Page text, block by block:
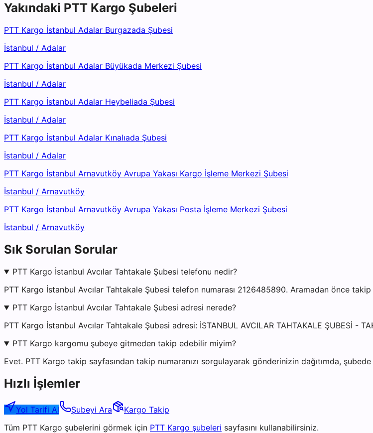
Yakındaki PTT Kargo Şubeleri
PTT Kargo İstanbul Adalar Burgazada Şubesi
İstanbul / Adalar
PTT Kargo İstanbul Adalar Büyükada Merkezi Şubesi
İstanbul / Adalar
PTT Kargo İstanbul Adalar Heybeliada Şubesi
İstanbul / Adalar
PTT Kargo İstanbul Adalar Kınalıada Şubesi
İstanbul / Adalar
PTT Kargo İstanbul Arnavutköy Avrupa Yakası Kargo İşleme Merkezi Şubesi
İstanbul / Arnavutköy
PTT Kargo İstanbul Arnavutköy Avrupa Yakası Posta İşleme Merkezi Şubesi
İstanbul / Arnavutköy
Sık Sorulan Sorular
PTT Kargo İstanbul Avcılar Tahtakale Şubesi telefonu nedir?
PTT Kargo İstanbul Avcılar Tahtakale Şubesi telefon numarası 2126485890. Aramadan önce takip
PTT Kargo İstanbul Avcılar Tahtakale Şubesi adresi nerede?
PTT Kargo İstanbul Avcılar Tahtakale Şubesi adresi: İSTANBUL AVCILAR TAHTAKALE ŞUBESİ -
PTT Kargo kargomu şubeye gitmeden takip edebilir miyim?
Evet. PTT Kargo takip sayfasından takip numaranızı sorgulayarak gönderinizin dağıtımda,
Hızlı İşlemler
Yol Tarifi Al Şubeyi Ara
Kargo Takip
Tüm PTT Kargo şubelerini görmek için PTT Kargo şubeleri sayfasını kullanabilirsiniz.